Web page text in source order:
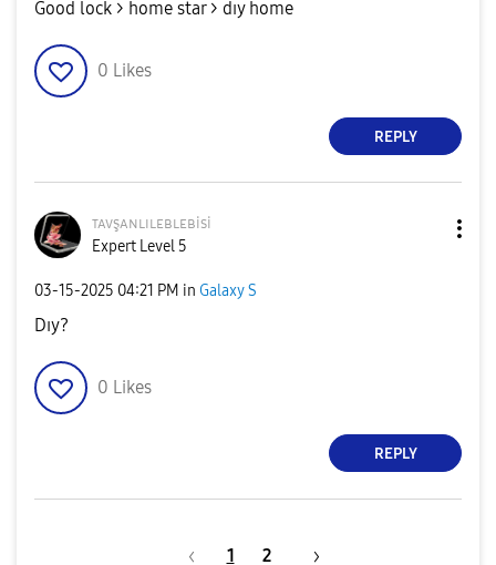
Good lock > home star > dıy home
0 Likes
REPLY
ᴛᴀᴠşᴀɴʟɪʟᴇʙʟᴇʙisi
Expert Level 5
‎03-15-2025 04:21 PM in Galaxy S
Dıy?
0 Likes
REPLY
1 2